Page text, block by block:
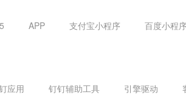
APP 支付宝小程序 百度小程
应用 钉钉辅助工具 引擎驱动